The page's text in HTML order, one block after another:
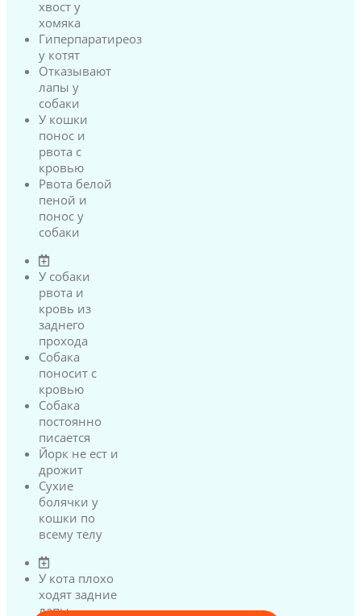
хвост у
хомяка
Гиперпаратиреоз
у котят
Отказывают
лапы у
собаки
У кошки
понос и
рвота с
кровью
Рвота белой
пеной и
понос у
собаки
У собаки
рвота и
кровь из
заднего
прохода
Собака
поносит с
кровью
Собака
постоянно
писается
Йорк не ест и
дрожит
Сухие
болячки у
кошки по
всему телу
У кота плохо
ходят задние
лапы